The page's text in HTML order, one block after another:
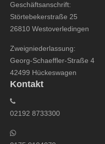
Geschäftsanschrift:
Störtebekerstraße 25
26810 Westoverledingen
Zweigniederlassung:
Georg-Schaeffler-Straße 4
42499 Hückeswagen
Kontakt
02192 8733300